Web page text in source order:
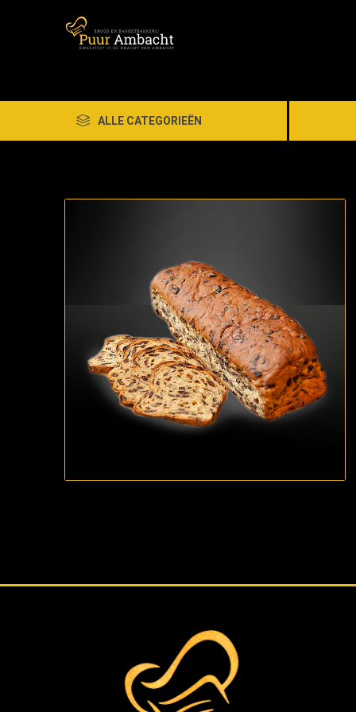
ALLE CATEGORIEËN